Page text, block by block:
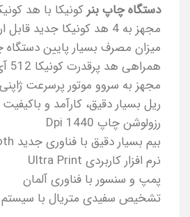
دستگاه چاپ بنرکونیکا با هد کونیکا 512
مجهز به 4 هد کونیکا جدید قابل ارتقا به هشت هد
میزان مصرف بسیار پایین دستگاه
همراهی هد پرقدرت کونیکا 512 آی 30 پیکولیتر
مجهز به سروو موتور پرسرعت ژاپنی
ریل بسیار دقیق، کارآمد و باکیفیت HIWIN
رزولوشن چاپ 1440 Dpi
بیم بسیار دقیق با فناوری جدید Super Smoth
نرم افزار کاربردی Ultra Print
پمپ و سنسور با فناوری آلمان
تشخیص سفیدی متریال با سیستم Post Script